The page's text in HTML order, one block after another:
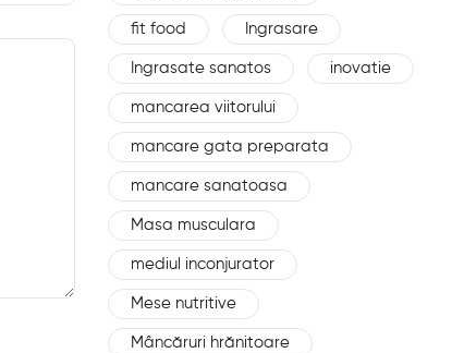
fit food Ingrasare
Ingrasate sanatos inovatie
mancarea viitorului
mancare gata preparata
mancare sanatoasa
Masa musculara
mediul inconjurator
Mese nutritive
Mâncăruri hrănitoare